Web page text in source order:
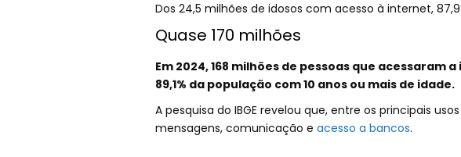
Dos 24,5 milhões de idosos com acesso à internet,
Quase 170 milhões
Em 2024, 168 milhões de pessoas que
89,1% da população com 10 anos ou mais de idade.
A pesquisa do IBGE revelou que, entre os principais
mensagens, comunicação e acesso a bancos.